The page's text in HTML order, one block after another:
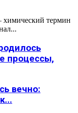
химический термин
процессы,
вечно: